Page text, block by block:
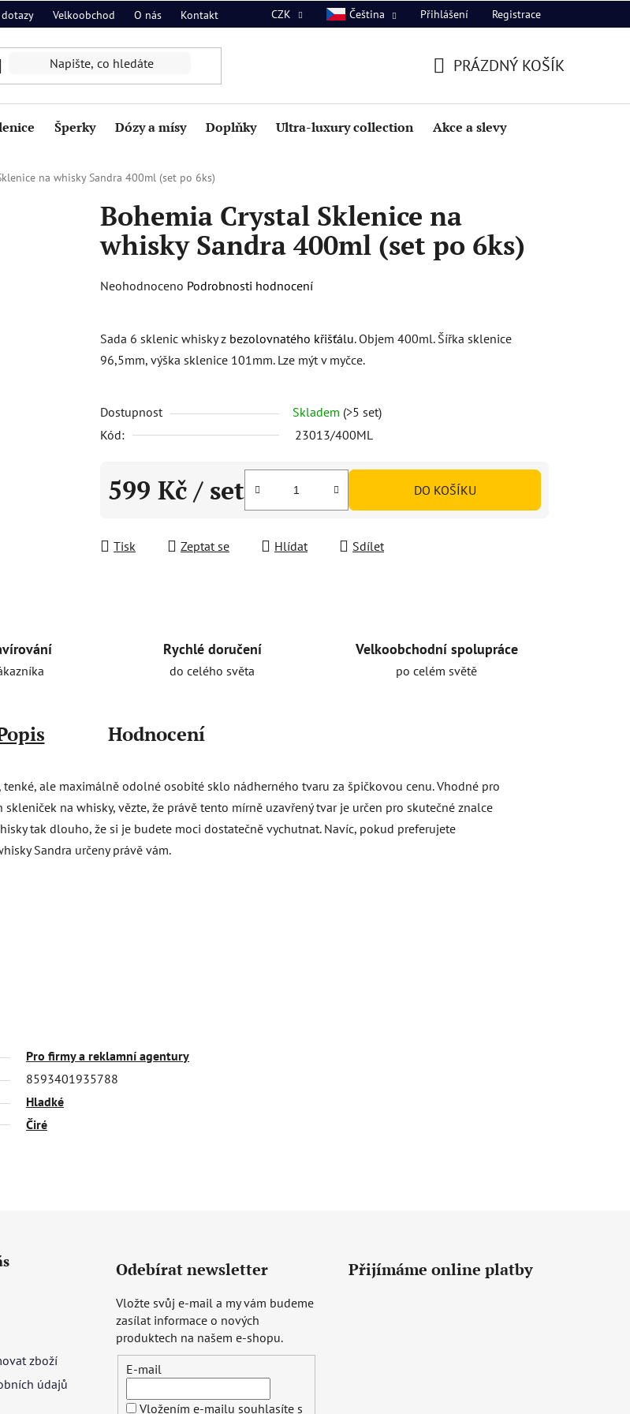
dotazy Velkoobchod O nás Kontakt CZK Čeština Přihlášení Registrace
KOŠÍK
PRÁZDNÝ KOŠÍK
Šperky Dózy a mísy Doplňky Ultra-luxury collection Akce a slevy
na whisky Sandra 400ml (set po 6ks)
Bohemia Crystal Sklenice na
whisky Sandra 400ml (set po 6ks)
Průměrné
je
0,0
5
hvězdiček.
Neohodnoceno Podrobnosti hodnocení
Sada 6 sklenic whisky z bezolovnatého křišťálu. Objem 400ml. Šířka sklenice
96,5mm, výška sklenice 101mm. Lze mýt v myčce.
Dostupnost Skladem (>5 set)
Kód:
23013/400ML
599 Kč / set DO KOŠÍKU
Tisk Zeptat se Hlídat Sdílet
Rychlé doručení
do celého světa
Velkoobchodní spolupráce
po celém světě
Hodnocení
ale maximálně odolné osobité sklo nádherného tvaru za špičkovou cenu. Vhodné pro
na whisky, vězte, že právě tento mírně uzavřený tvar je určen pro skutečné znalce
tak dlouho, že si je budete moci dostatečně vychutnat. Navíc, pokud preferujete
Sandra určeny právě vám.
Pro firmy a reklamní agentury
8593401935788
Hladké
Čiré
zboží
údajů
Odebírat newsletter
Vložte svůj e-mail a my vám budeme
zasílat informace o nových
produktech na našem e-shopu.
E-mail
Vložením e-mailu souhlasíte s
Přijímáme online platby